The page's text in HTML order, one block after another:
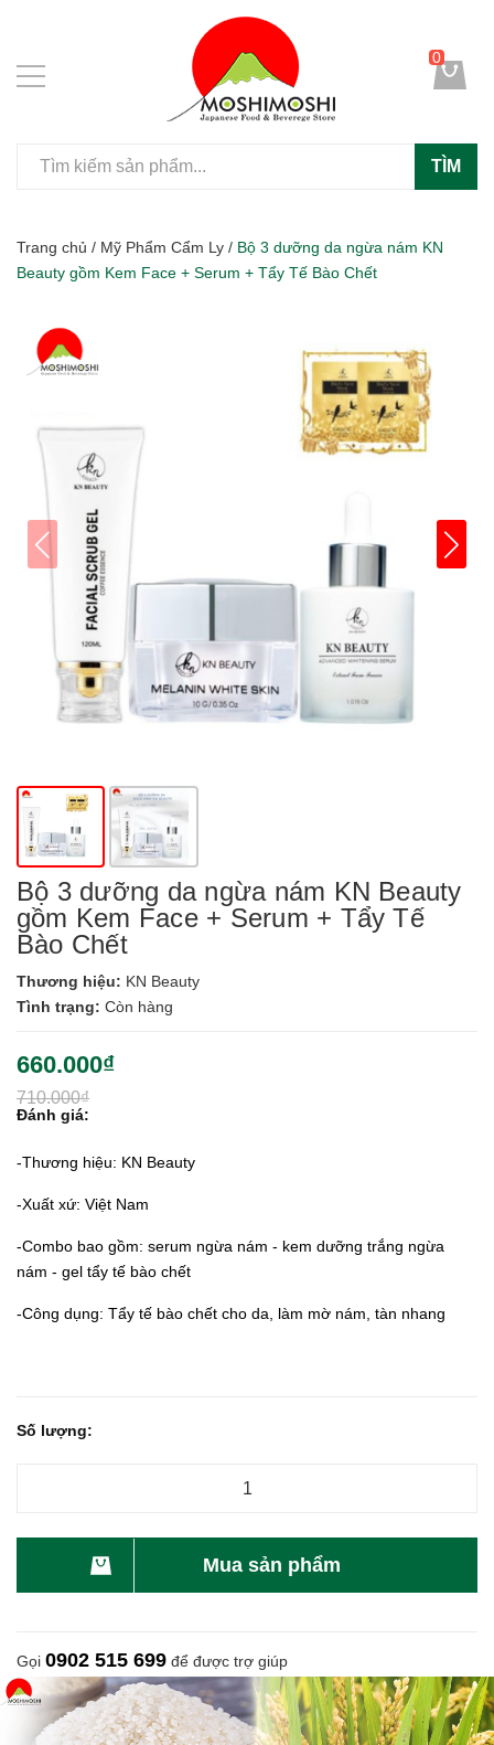
TÌM
0
Trang chủ / Mỹ Phẩm Cẩm Ly / Bộ 3 dưỡng da ngừa nám KN
Beauty gồm Kem Face + Serum + Tẩy Tế Bào Chết
Bộ 3 dưỡng da ngừa nám KN Beauty
gồm Kem Face + Serum + Tẩy Tế
Bào Chết
Thương hiệu: KN Beauty
Tình trạng: Còn hàng
660.000₫
710.000₫
Đánh giá:
-Thương hiệu: KN Beauty
-Xuất xứ: Việt Nam
-Combo bao gồm: serum ngừa nám - kem dưỡng trắng ngừa
nám - gel tẩy tế bào chết
-Công dụng: Tẩy tế bào chết cho da, làm mờ nám, tàn nhang
Số lượng:
Mua sản phẩm
Gọi 0902 515 699 để được trợ giúp